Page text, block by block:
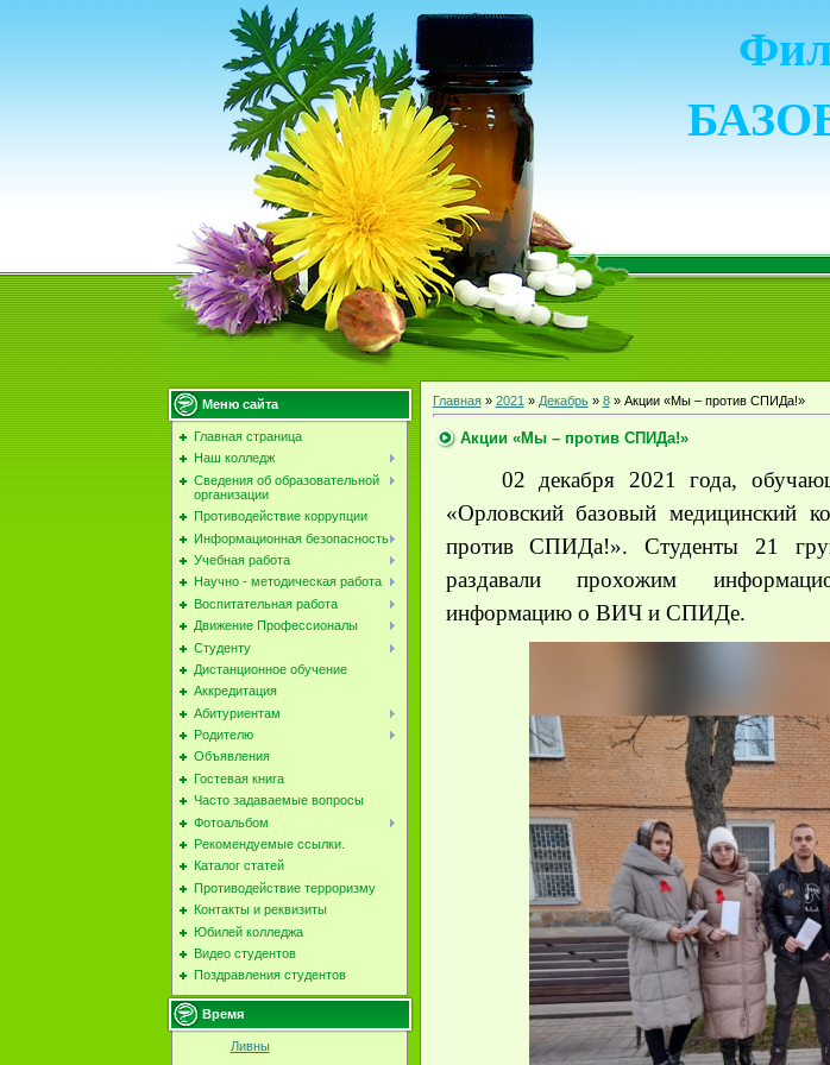
Меню сайта
Главная страница
Наш колледж
Сведения об образовательной
организации
Противодействие коррупции
Информационная безопасность
Учебная работа
Научно - методическая работа
Воспитательная работа
Движение Профессионалы
Студенту
Дистанционное обучение
Аккредитация
Абитуриентам
Родителю
Объявления
Гостевая книга
Часто задаваемые вопросы
Фотоальбом
Рекомендуемые ссылки.
Каталог статей
Противодействие терроризму
Контакты и реквизиты
Юбилей колледжа
Видео студентов
Поздравления студентов
Время
Ливны
Главная» 2021 » Декабрь » 8» Акции «Мы – против СПИДа!»
Акции «Мы – против СПИДа!»
02 декабря 2021 года,
«Орловский базовый медицинский
против СПИДа!». Студенты 21
раздавали прохожим
информацию о ВИЧ и СПИДе.